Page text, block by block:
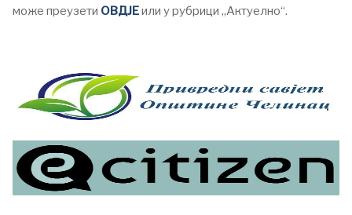
може преузети ОВДЈЕили у рубрици „Актуелно“.